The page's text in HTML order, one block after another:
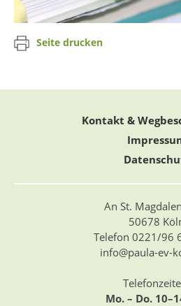
Seite drucken
Kontakt &
An St.
50678
Telefon 0221/96
info@paula-ev-
Mo. – Do.